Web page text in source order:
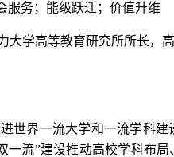
服务；能级跃迁；价值升维
大学高等教育研究所所长，
世界一流大学和一流学科
一流”建设推动高校学科布